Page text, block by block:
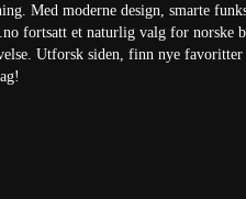
Med moderne design, smarte
fortsatt et naturlig valg for norske
Utforsk siden, finn nye favoritter